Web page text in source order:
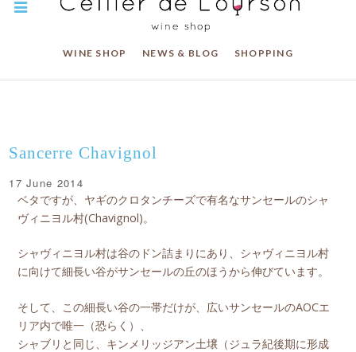
WINE SHOP NEWS & BLOG SHOPPING
Sancerre Chavignol
17 June 2014
ベタですが、ヤギのクロタンチーズで有名なサンセールのシャ
ヴィニヨル村(Chavignol)。
シャヴィニヨル村は谷のドン詰まりにあり、シャヴィニヨル村
に向けて細長い谷がサンセールの丘のほうから伸びています。
そして、この細長い谷の一帯だけが、広いサンセールのAOCエ
リア内で唯一（恐らく）、
シャブリと同じ、キンメリッジアン土壌（ジュラ紀後期に形成